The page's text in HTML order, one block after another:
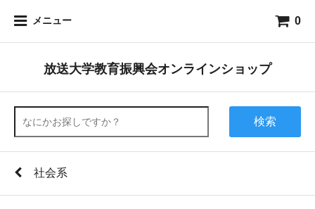
メニュー 0
放送大学教育振興会オンラインショップ
検索
社会系